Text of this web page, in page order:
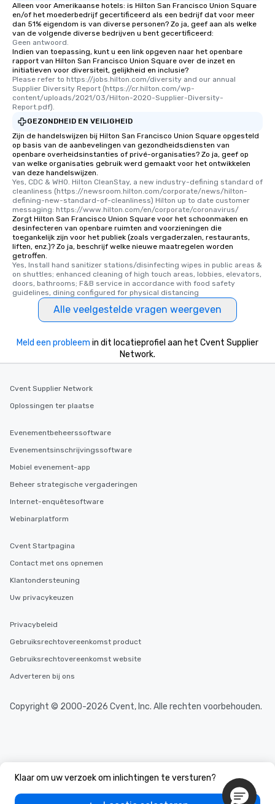
Alleen voor Amerikaanse hotels: is Hilton San Francisco Union Square
en/of het moederbedrijf gecertificeerd als een bedrijf dat voor meer
dan 51% eigendom is van diverse personen? Zo ja, geef aan als welke
van de volgende diverse bedrijven u bent gecertificeerd:
Geen antwoord.
Indien van toepassing, kunt u een link opgeven naar het openbare
rapport van Hilton San Francisco Union Square over de inzet en
initiatieven voor diversiteit, gelijkheid en inclusie?
Please refer to https://jobs.hilton.com/diversity and our annual
Supplier Diversity Report (https://cr.hilton.com/wp-
content/uploads/2021/03/Hilton-2020-Supplier-Diversity-
Report.pdf).
GEZONDHEID EN VEILIGHEID
Zijn de handelswijzen bij Hilton San Francisco Union Square opgesteld
op basis van de aanbevelingen van gezondheidsdiensten van
openbare overheidsinstanties of privé-organisaties? Zo ja, geef op
van welke organisaties gebruik werd gemaakt voor het ontwikkelen
van deze handelswijzen.
Yes, CDC & WHO. Hilton CleanStay, a new industry-defining standard of
cleanliness (https://newsroom.hilton.com/corporate/news/hilton-
defining-new-standard-of-cleanliness) Hilton up to date customer
messaging: https://www.hilton.com/en/corporate/coronavirus/
Zorgt Hilton San Francisco Union Square voor het schoonmaken en
desinfecteren van openbare ruimten and voorzieningen die
toegankelijk zijn voor het publiek (zoals vergaderzalen, restaurants,
liften, enz.)? Zo ja, beschrijf welke nieuwe maatregelen worden
getroffen.
Yes, Install hand sanitizer stations/disinfecting wipes in public areas &
on shuttles; enhanced cleaning of high touch areas, lobbies, elevators,
doors, bathrooms; F&B service in accordance with food safety
guidelines, dining configured for physical distancing
Alle veelgestelde vragen weergeven
Klaar om uw verzoek om inlichtingen te versturen?
Meld een probleem in dit locatieprofiel aan het Cvent Supplier
Network.
Cvent Supplier Network
Oplossingen ter plaatse
Evenementbeheerssoftware
Evenementsinschrijvingssoftware
Mobiel evenement-app
Beheer strategische vergaderingen
Internet-enquêtesoftware
Webinarplatform
Cvent Startpagina
Contact met ons opnemen
Klantondersteuning
Uw privacykeuzen
Privacybeleid
Gebruiksrechtovereenkomst product
Gebruiksrechtovereenkomst website
Adverteren bij ons
Copyright © 2000-2026 Cvent, Inc. Alle rechten voorbehouden.